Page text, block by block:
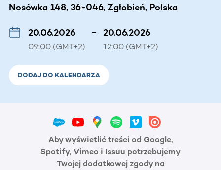
Nosówka 148, 36-046, Zgłobień, Polska
20.06.2026
09:00 (GMT+2)
– 20.06.2026
12:00 (GMT+2)
DODAJ DO KALENDARZA
Aby wyświetlić treści od Google,
Spotify, Vimeo i Issuu potrzebujemy
Twojej dodatkowej zgody na